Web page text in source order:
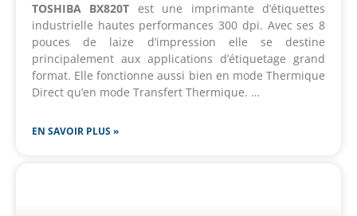
TOSHIBA BX820T est une imprimante d’étiquettes
industrielle hautes performances 300 dpi. Avec ses 8
pouces de laize d’impression elle se destine
principalement aux applications d’étiquetage grand
format. Elle fonctionne aussi bien en mode Thermique
Direct qu’en mode Transfert Thermique. …
EN SAVOIR PLUS »